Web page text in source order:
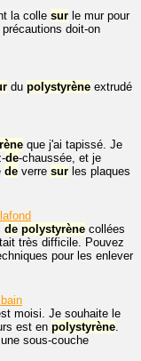
la colle sur le mur pour
doit-on
du polystyrène extrudé
que j'ai tapissé. Je
de-chaussée, et je
de verre sur les plaques
de polystyrène collées
très difficile. Pouvez
pour les enlever
bain
moisi. Je souhaite le
est en polystyrène.
sous-couche